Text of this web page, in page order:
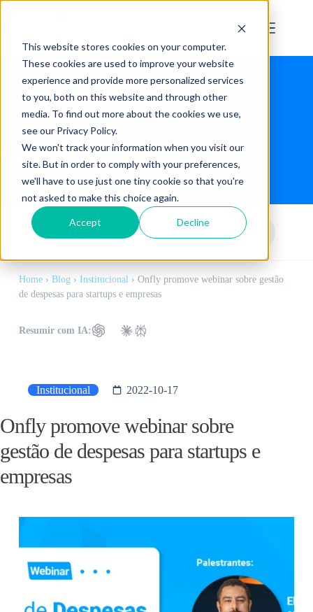
This website stores cookies on your computer.
These cookies are used to improve your website
experience and provide more personalized services
to you, both on this website and through other
media. To find out more about the cookies we use,
see our Privacy Policy.
We won't track your information when you visit our
site. But in order to comply with your preferences,
we'll have to use just one tiny cookie so that you're
not asked to make this choice again.
Accept Decline
Blog
Home› Blog› Institucional› Onfly promove webinar sobre gestão
de despesas para startups e empresas
Resumir com IA:
Institucional 2022-10-17
Onfly promove webinar sobre
gestão de despesas para startups e
empresas